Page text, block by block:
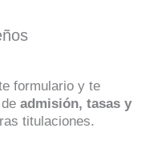
formulario y te
admisión, tasas y
titulaciones.